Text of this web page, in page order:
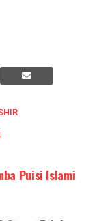
Puisi Islami